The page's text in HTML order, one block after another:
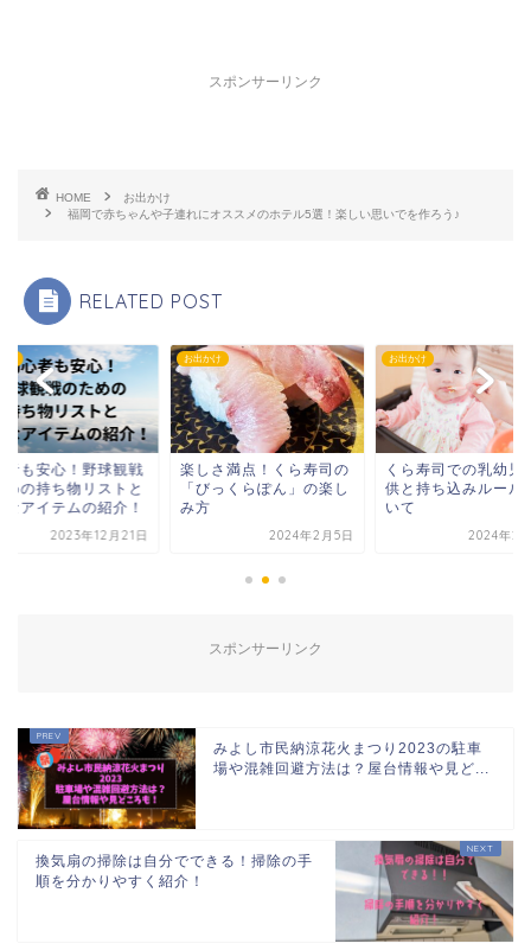
スポンサーリンク
HOME
お出かけ
福岡で赤ちゃんや子連れにオススメのホテル5選！楽しい思いでを作ろう♪
RELATED POST
者も安心！野球観戦
めの持ち物リストと
なアイテムの紹介！
2023年12月21日
お出かけ
楽しさ満点！くら寿司の
「びっくらぽん」の楽し
み方
2024年2月5日
お出かけ
くら寿司での乳幼児
供と持ち込みルール
いて
2024年2
スポンサーリンク
みよし市民納涼花火まつり2023の駐車
場や混雑回避方法は？屋台情報や見ど...
換気扇の掃除は自分でできる！掃除の手
順を分かりやすく紹介！